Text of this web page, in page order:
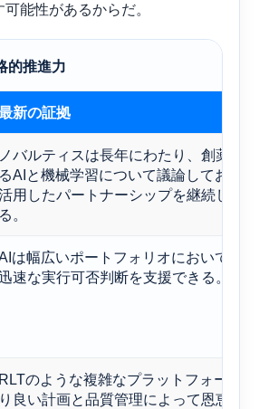
能性があるからだ。
的推進力
新の証拠
ノバルティスは長年にわたり、創薬に
るAIと機械学習について議論しており
用したパートナーシップを継続してい
る。
AIは幅広いポートフォリオにおいて、
速な実行可否判断を支援できる。
RLTのような複雑なプラットフォーム
り良い計画と品質管理によって恩恵を